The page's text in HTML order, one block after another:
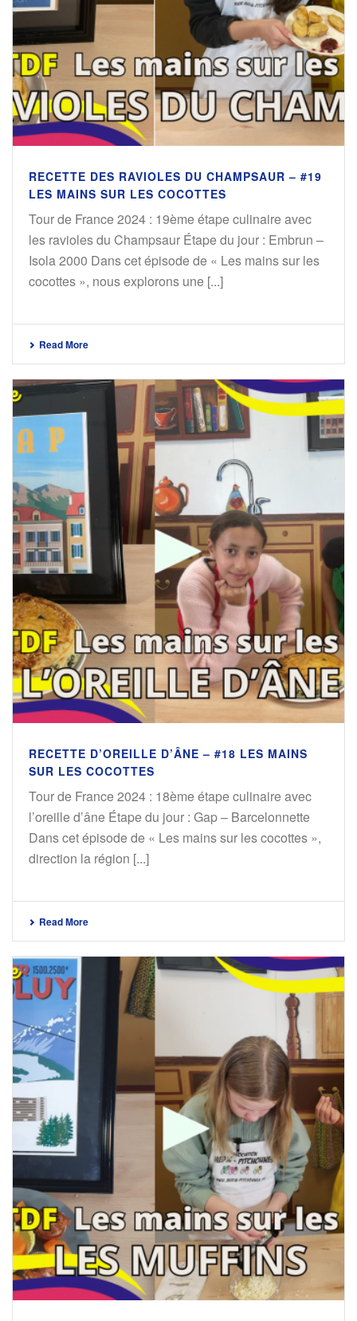
RECETTE DES RAVIOLES DU CHAMPSAUR – #19
LES MAINS SUR LES COCOTTES
Tour de France 2024 : 19ème étape culinaire avec
les ravioles du Champsaur Étape du jour : Embrun –
Isola 2000 Dans cet épisode de « Les mains sur les
cocottes », nous explorons une [...]
Read More
RECETTE D’OREILLE D’ÂNE – #18 LES MAINS
SUR LES COCOTTES
Tour de France 2024 : 18ème étape culinaire avec
l’oreille d’âne Étape du jour : Gap – Barcelonnette
Dans cet épisode de « Les mains sur les cocottes »,
direction la région [...]
Read More